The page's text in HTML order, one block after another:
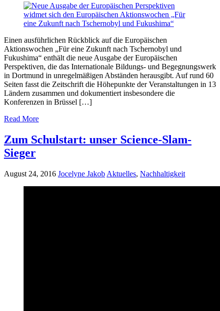
Einen ausführlichen Rückblick auf die Europäischen
Aktionswochen „Für eine Zukunft nach Tschernobyl und
Fukushima“ enthält die neue Ausgabe der Europäischen
Perspektiven, die das Internationale Bildungs- und Begegnungswerk
in Dortmund in unregelmäßigen Abständen herausgibt. Auf rund 60
Seiten fasst die Zeitschrift die Höhepunkte der Veranstaltungen in 13
Ländern zusammen und dokumentiert insbesondere die
Konferenzen in Brüssel […]
Read More
Zum Schulstart: unser Science-Slam-
Sieger
August 24, 2016 Jocelyne Jakob Aktuelles, Nachhaltigkeit